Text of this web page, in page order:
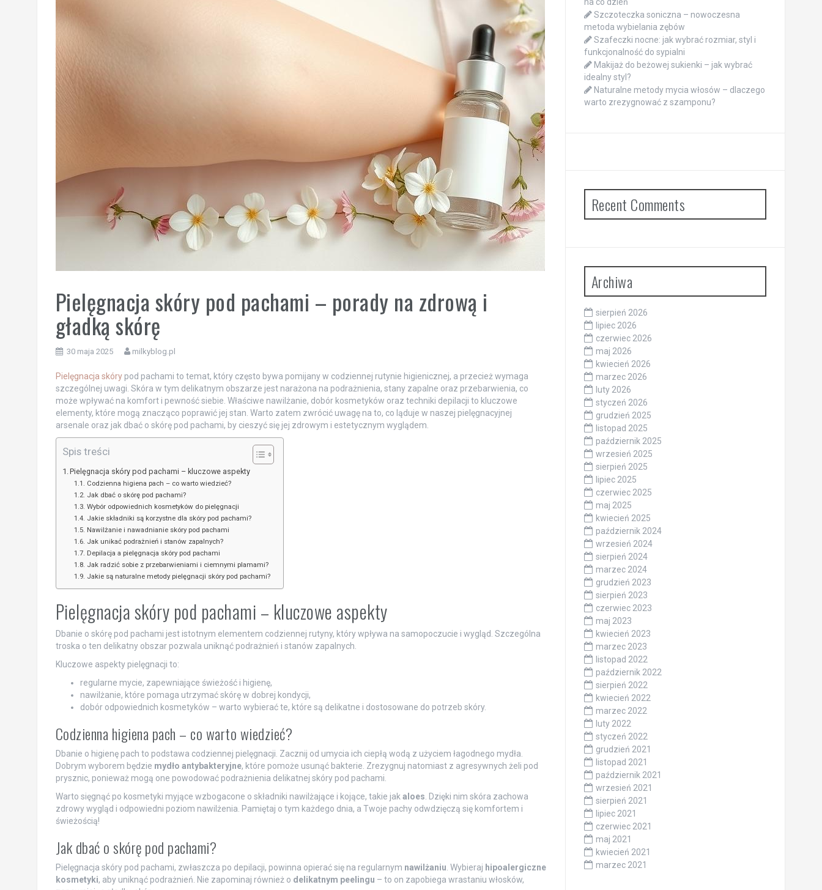
Pielęgnacja skóry pod pachami – porady na zdrową i
gładką skórę
30 maja 2025 milkyblog.pl
Pielęgnacja skórypod pachami to temat, który często bywa pomijany w codziennej rutynie higienicznej, a przecież wymaga
szczególnej uwagi. Skóra w tym delikatnym obszarze jest narażona na podrażnienia, stany zapalne oraz przebarwienia, co
może wpływać na komfort i pewność siebie. Właściwe nawilżanie, dobór kosmetyków oraz techniki depilacji to kluczowe
elementy, które mogą znacząco poprawić jej stan. Warto zatem zwrócić uwagę na to, co ląduje w naszej pielęgnacyjnej
arsenale oraz jak dbać o skórę pod pachami, by cieszyć się jej zdrowym i estetycznym wyglądem.
Spis treści
Pielęgnacja skóry pod pachami – kluczowe aspekty
Codzienna higiena pach – co warto wiedzieć?
Jak dbać o skórę pod pachami?
Wybór odpowiednich kosmetyków do pielęgnacji
Jakie składniki są korzystne dla skóry pod pachami?
Nawilżanie i nawadnianie skóry pod pachami
Jak unikać podrażnień i stanów zapalnych?
Depilacja a pielęgnacja skóry pod pachami
Jak radzić sobie z przebarwieniami i ciemnymi plamami?
Jakie są naturalne metody pielęgnacji skóry pod pachami?
Pielęgnacja skóry pod pachami – kluczowe aspekty
Dbanie o skórę pod pachami jest istotnym elementem codziennej rutyny, który wpływa na samopoczucie i wygląd. Szczególna
troska o ten delikatny obszar pozwala uniknąć podrażnień i stanów zapalnych.
Kluczowe aspekty pielęgnacji to:
regularne mycie, zapewniające świeżość i higienę,
nawilżanie, które pomaga utrzymać skórę w dobrej kondycji,
dobór odpowiednich kosmetyków – warto wybierać te, które są delikatne i dostosowane do potrzeb skóry.
Codzienna higiena pach – co warto wiedzieć?
Dbanie o higienę pach to podstawa codziennej pielęgnacji. Zacznij od umycia ich ciepłą wodą z użyciem łagodnego mydła.
Dobrym wyborem będzie mydło antybakteryjne, które pomoże usunąć bakterie. Zrezygnuj natomiast z agresywnych żeli pod
prysznic, ponieważ mogą one powodować podrażnienia delikatnej skóry pod pachami.
Warto sięgnąć po kosmetyki myjące wzbogacone o składniki nawilżające i kojące, takie jak aloes . Dzięki nim skóra zachowa
zdrowy wygląd i odpowiedni poziom nawilżenia. Pamiętaj o tym każdego dnia, a Twoje pachy odwdzięczą się komfortem i
świeżością!
Jak dbać o skórę pod pachami?
Pielęgnacja skóry pod pachami, zwłaszcza po depilacji, powinna opierać się na regularnym nawilżaniu . Wybieraj hipoalergiczne
kosmetyki, aby uniknąć podrażnień. Nie zapominaj również o delikatnym peelingu – to on zapobiega wrastaniu włosków,
Szczoteczka soniczna – nowoczesna
metoda wybielania zębów
Szafeczki nocne: jak wybrać rozmiar, styl i
funkcjonalność do sypialni
Makijaż do beżowej sukienki – jak wybrać
idealny styl?
Naturalne metody mycia włosów – dlaczego
warto zrezygnować z szamponu?
Recent Comments
Archiwa
sierpień 2026
lipiec 2026
czerwiec 2026
maj 2026
kwiecień 2026
marzec 2026
luty 2026
styczeń 2026
grudzień 2025
listopad 2025
październik 2025
wrzesień 2025
sierpień 2025
lipiec 2025
czerwiec 2025
maj 2025
kwiecień 2025
październik 2024
wrzesień 2024
sierpień 2024
marzec 2024
grudzień 2023
sierpień 2023
czerwiec 2023
maj 2023
kwiecień 2023
marzec 2023
listopad 2022
październik 2022
sierpień 2022
kwiecień 2022
marzec 2022
luty 2022
styczeń 2022
grudzień 2021
listopad 2021
październik 2021
wrzesień 2021
sierpień 2021
lipiec 2021
czerwiec 2021
maj 2021
kwiecień 2021
marzec 2021